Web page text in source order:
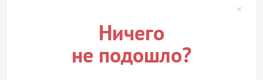
Ничего
не подошло?